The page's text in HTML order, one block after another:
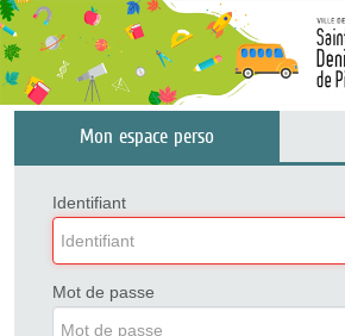
Mon espace perso
Identifiant
Mot de passe